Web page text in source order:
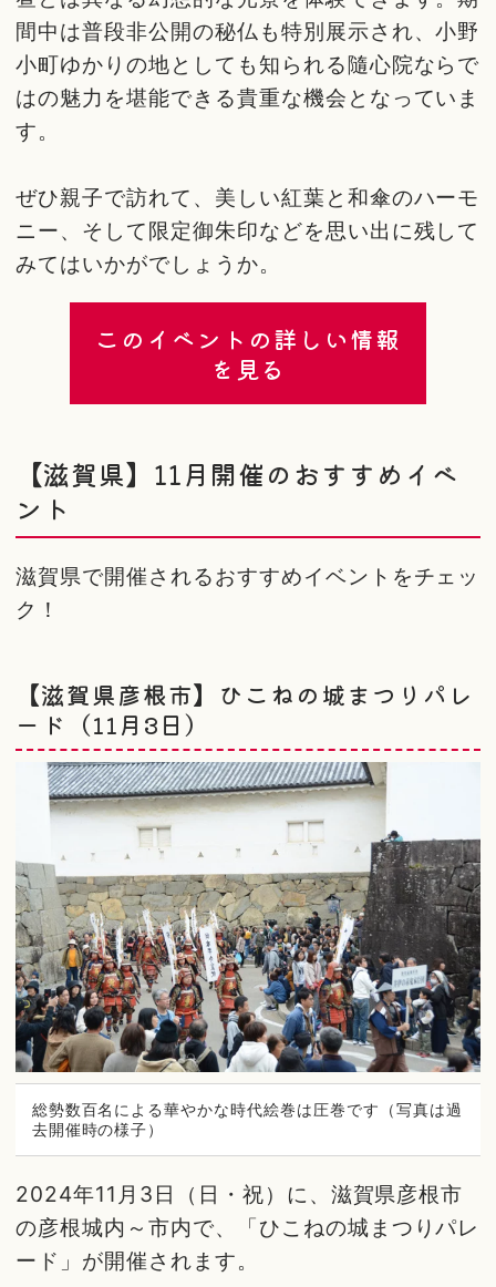
間中は普段非公開の秘仏も特別展示され、小野
小町ゆかりの地としても知られる隨心院ならで
はの魅力を堪能できる貴重な機会となっていま
す。
ぜひ親子で訪れて、美しい紅葉と和傘のハーモ
ニー、そして限定御朱印などを思い出に残して
みてはいかがでしょうか。
このイベントの詳しい情報
を見る
【滋賀県】11月開催のおすすめイベ
ント
滋賀県で開催されるおすすめイベントをチェッ
ク！
【滋賀県彦根市】ひこねの城まつりパレ
ード（11月3日）
総勢数百名による華やかな時代絵巻は圧巻です（写真は過
去開催時の様子）
2024年11月3日（日・祝）に、滋賀県彦根市
の彦根城内～市内で、「ひこねの城まつりパレ
ード」が開催されます。